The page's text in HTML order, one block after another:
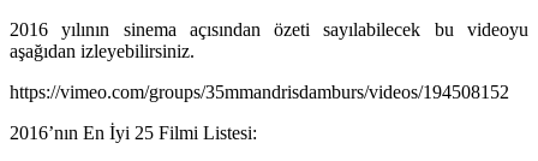
2016 yılının sinema açısından özeti sayılabilecek bu videoyu
aşağıdan izleyebilirsiniz.
https://vimeo.com/groups/35mmandrisdamburs/videos/194508152
2016’nın En İyi 25 Filmi Listesi: